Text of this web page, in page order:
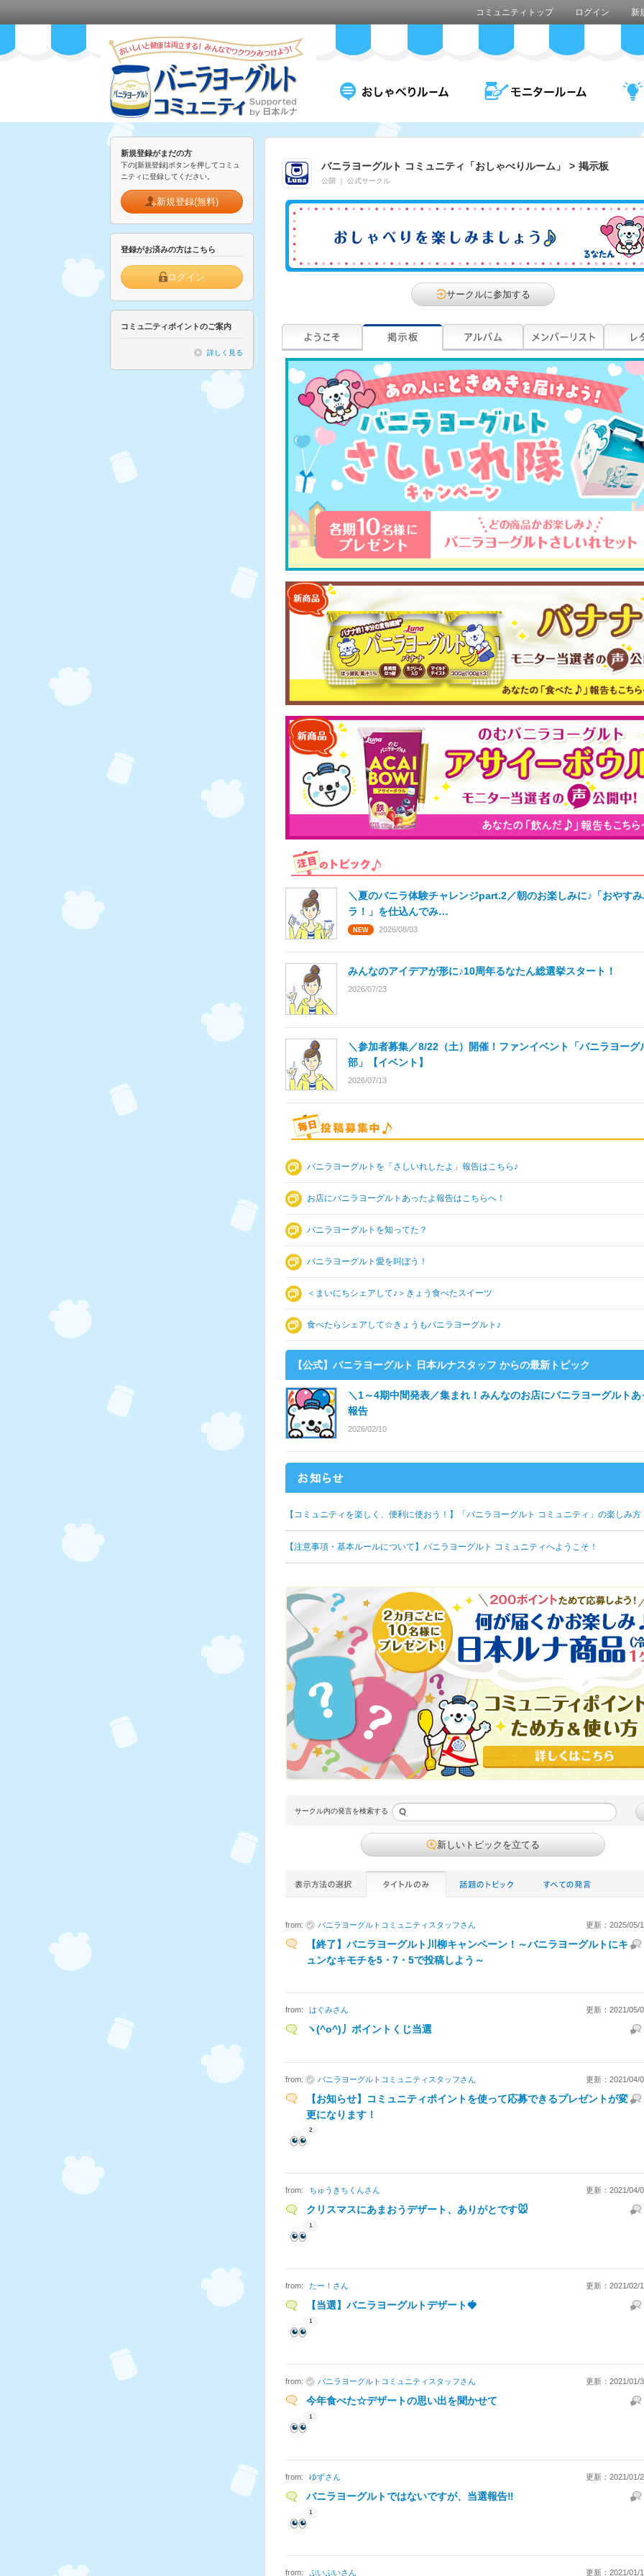
コミュニティトップ ログイン 新
新規登録がまだの方
下の[新規登録]ボタンを押してコミュ
ニティに登録してください。
新規登録(無料)
登録がお済みの方はこちら
ログイン
コミュ二ティポイントのご案内
詳しく見る
バニラヨーグルト コミュニティ「おしゃべりルーム」 > 掲示板
公開 公式サークル
サークルに参加する
＼夏のバニラ体験チャレンジpart.2／朝のお楽しみに♪「おやす
ラ！」を仕込んでみ…
2026/08/03
みんなのアイデアが形に♪10周年るなたん総選挙スタート！
2026/07/23
＼参加者募集／8/22（土）開催！ファンイベント「バニラヨーグ
部」【イベント】
2026/07/13
バニラヨーグルトを「さしいれしたよ」報告はこちら♪
お店にバニラヨーグルトあったよ報告はこちらへ！
バニラヨーグルトを知ってた？
バニラヨーグルト愛を叫ぼう！
＜まいにちシェアして♪＞きょう食べたスイーツ
食べたらシェアして☆きょうもバニラヨーグルト♪
【公式】バニラヨーグルト 日本ルナスタッフ からの最新トピック
＼1～4期中間発表／集まれ！みんなのお店にバニラヨーグルトあ
報告
2026/02/10
【コミュニティを楽しく、便利に使おう！】「バニラヨーグルト コミュニティ」の楽しみ方
【注意事項・基本ルールについて】バニラヨーグルト コミュニティへようこそ！
サークル内の発言を検索する
新しいトピックを立てる
from: バニラヨーグルトコミュニティスタッフさん 更新：2025/05/
【終了】バニラヨーグルト川柳キャンペーン！～バニラヨーグルトにキ
ュンなキモチを5・7・5で投稿しよう～
from: はぐみさん 更新：2021/05/
ヽ(^o^)丿ポイントくじ当選
from: バニラヨーグルトコミュニティスタッフさん 更新：2021/04/
【お知らせ】コミュニティポイントを使って応募できるプレゼントが変
更になります！
2
from: ちゅうきちくんさん 更新：2021/04/
クリスマスにあまおうデザート、ありがとです🐭
1
from: たー！ さん 更新：2021/02/
【当選】バニラヨーグルトデザート🍓
1
from: バニラヨーグルトコミュニティスタッフさん 更新：2021/01/
今年食べた☆デザートの思い出を聞かせて
1
from: ゆずさん 更新：2021/01/
バニラヨーグルトではないですが、当選報告‼️
1
from: ぷいぷいさん 更新：2021/01/